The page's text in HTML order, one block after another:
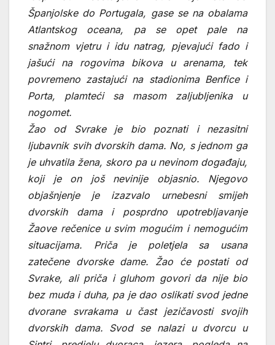
Španjolske do Portugala, gase se na obalama
Atlantskog oceana, pa se opet pale na
snažnom vjetru i idu natrag, pjevajući fado i
jašući na rogovima bikova u arenama, tek
povremeno zastajući na stadionima Benfice i
Porta, plamteći sa masom zaljubljenika u
nogomet.
Žao od Svrake je bio poznati i nezasitni
ljubavnik svih dvorskih dama. No, s jednom ga
je uhvatila žena, skoro pa u nevinom događaju,
koji je on još nevinije objasnio. Njegovo
objašnjenje je izazvalo urnebesni smijeh
dvorskih dama i posprdno upotrebljavanje
Žaove rečenice u svim mogućim i nemogućim
situacijama. Priča je poletjela sa usana
zatečene dvorske dame. Žao će postati od
Svrake, ali priča i gluhom govori da nije bio
bez muda i duha, pa je dao oslikati svod jedne
dvorane svrakama u čast jezičavosti svojih
dvorskih dama. Svod se nalazi u dvorcu u